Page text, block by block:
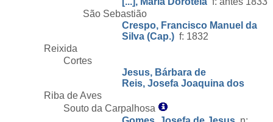
São Sebastião
Crespo, Francisco Manuel da
Silva (Cap.) f: 1832
Reixida
Cortes
Jesus, Bárbara de
Reis, Josefa Joaquina dos
Riba de Aves
Souto da Carpalhosa